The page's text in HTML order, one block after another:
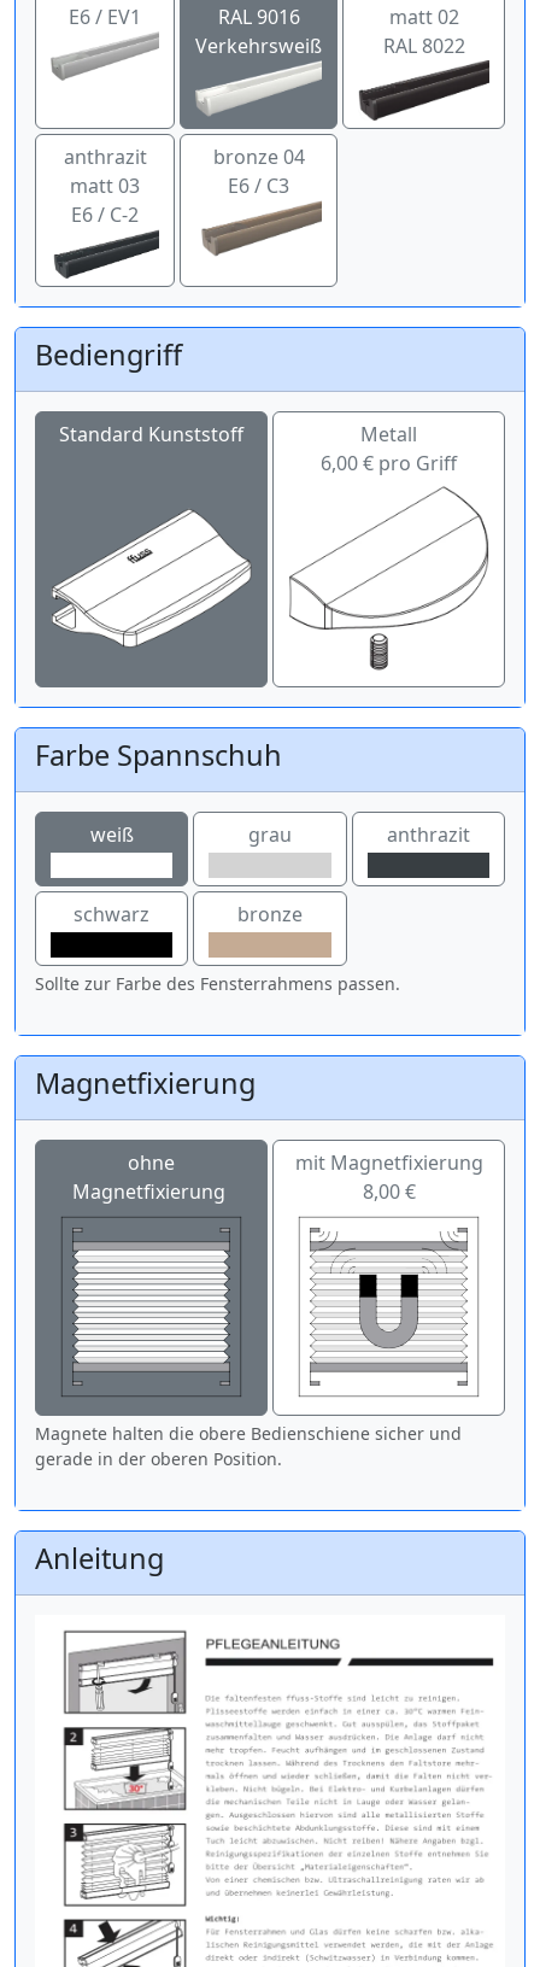
E6 / EV1
RAL 9016
Verkehrsweiß
matt 02
RAL 8022
anthrazit
matt 03
E6 / C-2
bronze 04
E6 / C3
Bediengriff
Standard Kunststoff
Metall
6,00 € pro Griff
Farbe Spannschuh
weiß grau anthrazit
schwarz bronze
Sollte zur Farbe des Fensterrahmens passen.
Magnetfixierung
ohne
Magnetfixierung
mit Magnetfixierung
8,00 €
Magnete halten die obere Bedienschiene sicher und
gerade in der oberen Position.
Anleitung